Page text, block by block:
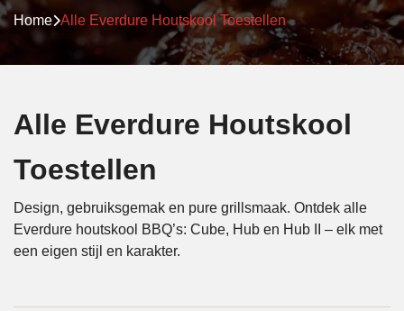
Home Alle Everdure Houtskool Toestellen
Alle Everdure Houtskool
Toestellen
Design, gebruiksgemak en pure grillsmaak. Ontdek alle
Everdure houtskool BBQ’s: Cube, Hub en Hub II – elk met
een eigen stijl en karakter.